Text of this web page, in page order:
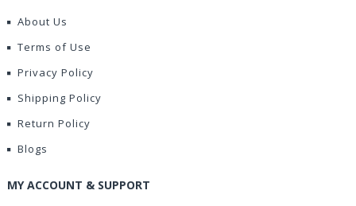
About Us
Terms of Use
Privacy Policy
Shipping Policy
Return Policy
Blogs
MY ACCOUNT & SUPPORT